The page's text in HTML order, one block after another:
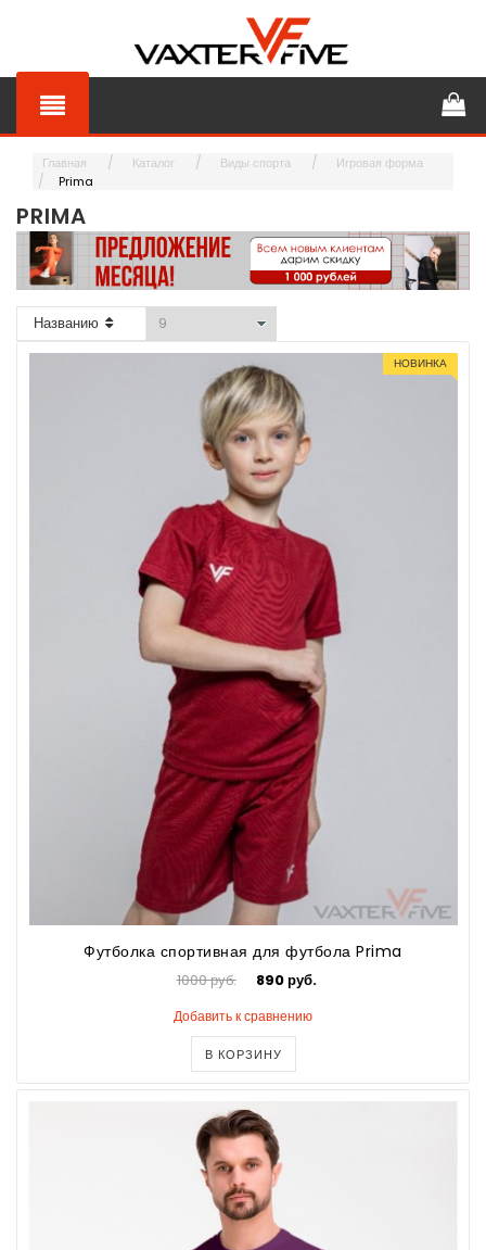
Главная Каталог Виды спорта
Игровая форма
Prima
PRIMA
Названию
НОВИНКА
Футболка спортивная для футбола Prima
1000 руб. 890 руб.
Добавить к сравнению
В КОРЗИНУ